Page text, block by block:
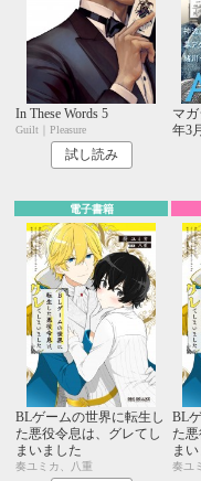
In These Words 5
Guilt｜Pleasure
試し読み
マ
年3
電子書籍
BLゲームの世界に転生し
た悪役令息は、グレてし
まいました
奏ユミカ、八重
BL
た
ま
奏ユ